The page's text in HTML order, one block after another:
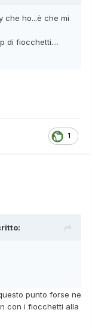
che ho...è che mi
di fiocchetti....
1
punto forse ne
con i fiocchetti alla